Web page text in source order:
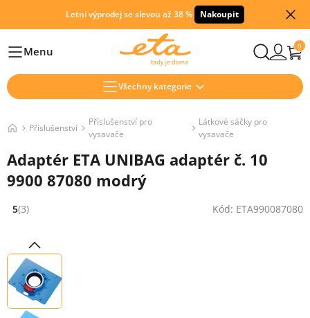
Letní výprodej se slevou až 38 % Nakoupit
HlavníMenu 0
Všechny kategorie
Příslušenství
Příslušenství pro
vysavače
Látkové sáčky pro
vysavače
Adaptér ETA UNIBAG adaptér č. 10
9900 87080 modrý
Hodnocení: 5 z 5 (3 recenzí)
5(3) Kód: ETA990087080